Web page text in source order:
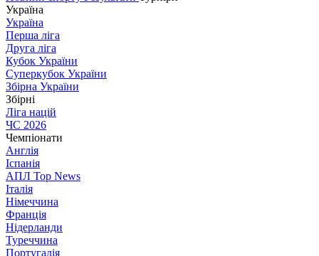
Україна
Україна
Перша ліга
Друга ліга
Кубок України
Суперкубок України
Збірна України
Збірні
Ліга націй
ЧС 2026
Чемпіонати
Англія
Іспанія
АПЛ Top News
Італія
Німеччина
Франція
Нідерланди
Туреччина
Португалія